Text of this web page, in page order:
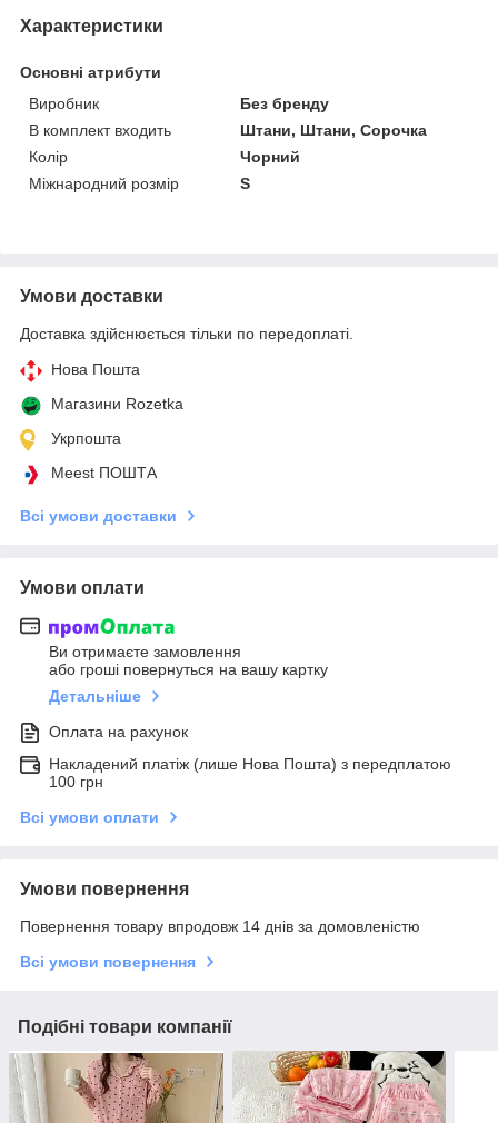
Характеристики
Основні атрибути
Виробник
Без бренду
В комплект входить
Штани, Штани, Сорочка
Колір
Чорний
Міжнародний розмір
S
Умови доставки
Доставка здійснюється тільки по передоплаті.
Нова Пошта
Магазини Rozetka
Укрпошта
Meest ПОШТА
Всі умови доставки
Умови оплати
Ви отримаєте замовлення
або гроші повернуться на вашу картку
Детальніше
Оплата на рахунок
Накладений платіж (лише Нова Пошта) з передплатою
100 грн
Всі умови оплати
Умови повернення
Повернення товару впродовж 14 днів за домовленістю
Всі умови повернення
Подібні товари компанії